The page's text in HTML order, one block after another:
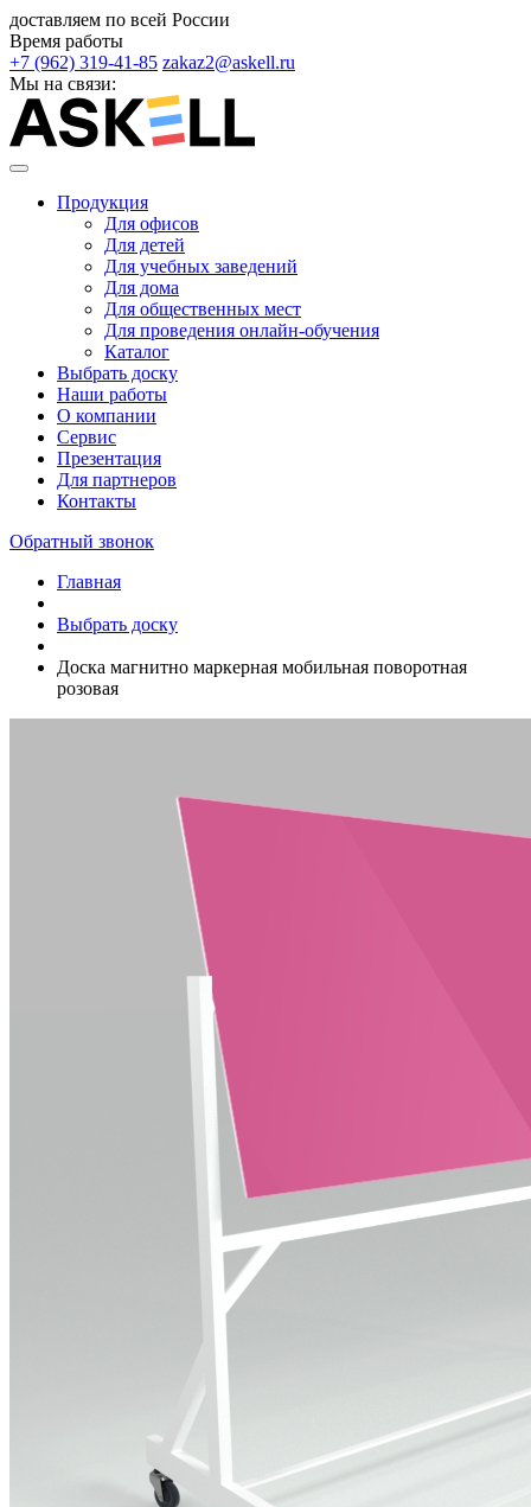
доставляем по всей России
Время работы
+7 (962) 319-41-85 zakaz2@askell.ru
Мы на связи:
Продукция
Для офисов
Для детей
Для учебных заведений
Для дома
Для общественных мест
Для проведения онлайн-обучения
Каталог
Выбрать доску
Наши работы
О компании
Сервис
Презентация
Для партнеров
Контакты
Обратный звонок
Главная
Выбрать доску
Доска магнитно маркерная мобильная поворотная
розовая